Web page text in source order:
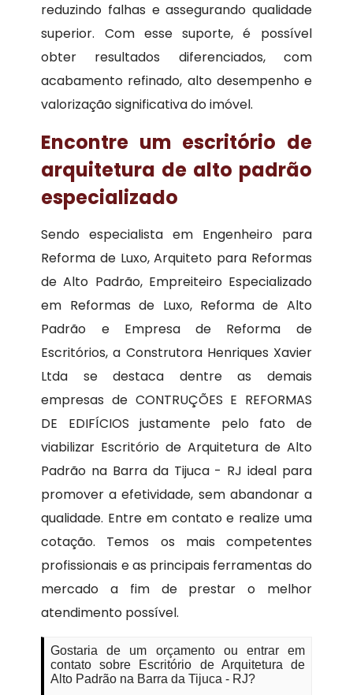
reduzindo falhas e assegurando qualidade
superior. Com esse suporte, é possível
obter resultados diferenciados, com
acabamento refinado, alto desempenho e
valorização significativa do imóvel.
Encontre um escritório de
arquitetura de alto padrão
especializado
Sendo especialista em Engenheiro para
Reforma de Luxo, Arquiteto para Reformas
de Alto Padrão, Empreiteiro Especializado
em Reformas de Luxo, Reforma de Alto
Padrão e Empresa de Reforma de
Escritórios, a Construtora Henriques Xavier
Ltda se destaca dentre as demais
empresas de CONTRUÇÕES E REFORMAS
DE EDIFÍCIOS justamente pelo fato de
viabilizar Escritório de Arquitetura de Alto
Padrão na Barra da Tijuca - RJ ideal para
promover a efetividade, sem abandonar a
qualidade. Entre em contato e realize uma
cotação. Temos os mais competentes
profissionais e as principais ferramentas do
mercado a fim de prestar o melhor
atendimento possível.
Gostaria de um orçamento ou entrar em
contato sobre Escritório de Arquitetura de
Alto Padrão na Barra da Tijuca - RJ?